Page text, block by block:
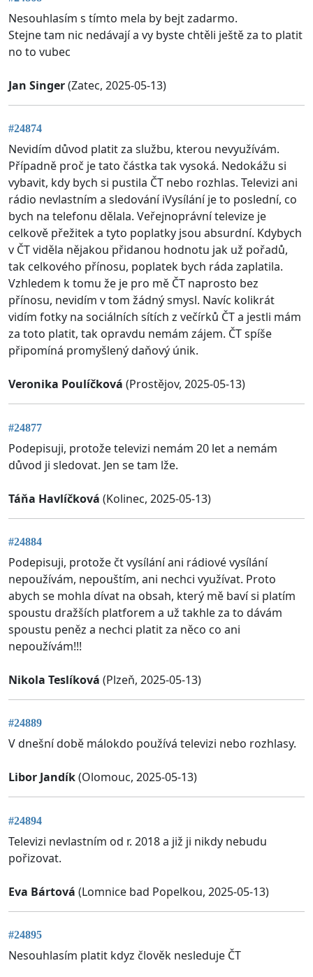
Nesouhlasím s tímto mela by bejt zadarmo.
Stejne tam nic nedávají a vy byste chtěli ještě za to platit
no to vubec
Jan Singer(Zatec, 2025-05-13)
#24874
Nevidím důvod platit za službu, kterou nevyužívám.
Případně proč je tato částka tak vysoká. Nedokážu si
vybavit, kdy bych si pustila ČT nebo rozhlas. Televizi ani
rádio nevlastním a sledování iVysílání je to poslední, co
bych na telefonu dělala. Veřejnoprávní televize je
celkově přežitek a tyto poplatky jsou absurdní. Kdybych
v ČT viděla nějakou přidanou hodnotu jak už pořadů,
tak celkového přínosu, poplatek bych ráda zaplatila.
Vzhledem k tomu že je pro mě ČT naprosto bez
přínosu, nevidím v tom žádný smysl. Navíc kolikrát
vidím fotky na sociálních sítích z večírků ČT a jestli mám
za toto platit, tak opravdu nemám zájem. ČT spíše
připomíná promyšlený daňový únik.
Veronika Poulíčková (Prostějov, 2025-05-13)
#24877
Podepisuji, protože televizi nemám 20 let a nemám
důvod ji sledovat. Jen se tam lže.
Táňa Havlíčková (Kolinec, 2025-05-13)
#24884
Podepisuji, protože čt vysílání ani rádiové vysílání
nepoužívám, nepouštím, ani nechci využívat. Proto
abych se mohla dívat na obsah, který mě baví si platím
spoustu dražších platforem a už takhle za to dávám
spoustu peněz a nechci platit za něco co ani
nepoužívám!!!
Nikola Teslíková (Plzeň, 2025-05-13)
#24889
V dnešní době málokdo používá televizi nebo rozhlasy.
Libor Jandík(Olomouc, 2025-05-13)
#24894
Televizi nevlastním od r. 2018 a již ji nikdy nebudu
pořizovat.
Eva Bártová (Lomnice bad Popelkou, 2025-05-13)
#24895
Nesouhlasím platit kdyz člověk nesleduje ČT